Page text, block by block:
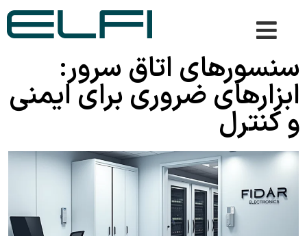
سنسورهای اتاق سرور:
ابزارهای ضروری برای ایمنی
و کنترل